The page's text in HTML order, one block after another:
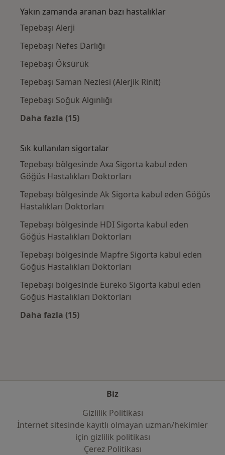
Yakın zamanda aranan bazı hastalıklar
Tepebaşı Alerji
Tepebaşı Nefes Darlığı
Tepebaşı Öksürük
Tepebaşı Saman Nezlesi (Alerjik Rinit)
Tepebaşı Soğuk Algınlığı
Daha fazla (15)
Sık kullanılan sigortalar
Tepebaşı bölgesinde Axa Sigorta kabul eden
Göğüs Hastalıkları Doktorları
Tepebaşı bölgesinde Ak Sigorta kabul eden Göğüs
Hastalıkları Doktorları
Tepebaşı bölgesinde HDI Sigorta kabul eden
Göğüs Hastalıkları Doktorları
Tepebaşı bölgesinde Mapfre Sigorta kabul eden
Göğüs Hastalıkları Doktorları
Tepebaşı bölgesinde Eureko Sigorta kabul eden
Göğüs Hastalıkları Doktorları
Daha fazla (15)
Biz
Gizlilik Politikası
İnternet sitesinde kayıtlı olmayan uzman/hekimler
i̇çin gizlilik politikası
Çerez Politikası